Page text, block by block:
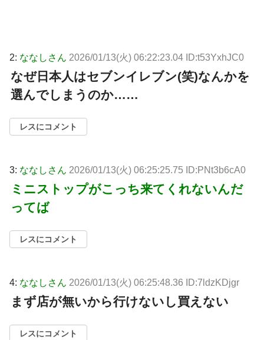
2: ななしさん 2026/01/13(火) 06:22:23.04 ID:t53YxhJC0
なぜ日本人はセブンイレブン(笑)なんかを
選んでしまうのか……
レスにコメント
3: ななしさん 2026/01/13(火) 06:25:25.75 ID:PNt3b6cA0
ミニストップがこっち来てくれないんだ
ってば
レスにコメント
4: ななしさん 2026/01/13(火) 06:25:48.36 ID:7ldzKDjgr
まず店が無いから行けないし買えない
レスにコメント